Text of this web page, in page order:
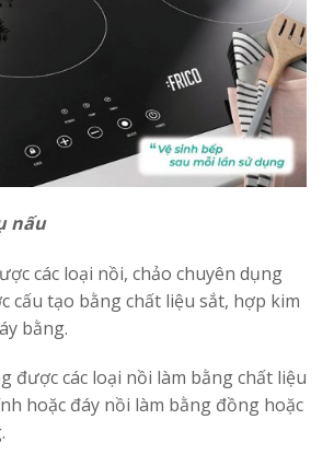
nấu
các loại nồi, chảo chuyên dụng
cấu tạo bằng chất liệu sắt, hợp kim
bằng.
được các loại nồi làm bằng chất liệu
hoặc đáy nồi làm bằng đồng hoặc